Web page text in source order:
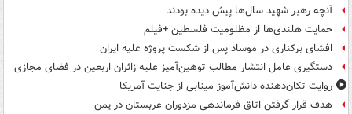
آنچه رهبر شهید سال‌ها پیش دیده بودند
حمایت هلندی‌ها از مظلومیت فلسطین +فیلم
افشای برکناری در موساد پس از شکست پروژه علیه ایران
دستگیری عامل انتشار مطالب توهین‌آمیز علیه زائران اربعین در فضای مجازی
روایت تکان‌دهنده دانش‌آموز مینابی از جنایت آمریکا
هدف قرار گرفتن اتاق‌ فرماندهی مزدوران عربستان در یمن